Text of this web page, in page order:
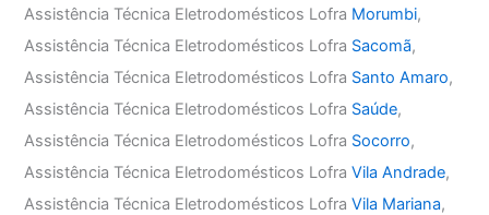
Assistência Técnica Eletrodomésticos Lofra Morumbi,
Assistência Técnica Eletrodomésticos Lofra Sacomã,
Assistência Técnica Eletrodomésticos Lofra Santo Amaro,
Assistência Técnica Eletrodomésticos Lofra Saúde,
Assistência Técnica Eletrodomésticos Lofra Socorro,
Assistência Técnica Eletrodomésticos LofraVila Andrade,
Assistência Técnica Eletrodomésticos LofraVila Mariana,